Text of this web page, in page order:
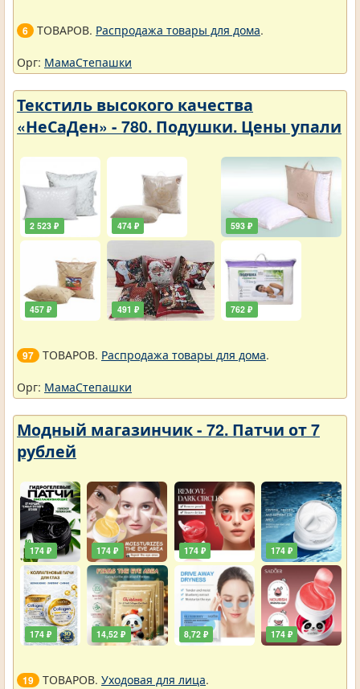
6 ТОВАРОВ. Распродажа товары для дома.
Орг: МамаСтепашки
Текстиль высокого качества
«НеСаДен» - 780. Подушки. Цены упали
2 523 ₽
457 ₽
474 ₽
491 ₽
593 ₽
762 ₽
97 ТОВАРОВ. Распродажа товары для дома.
Орг: МамаСтепашки
Модный магазинчик - 72. Патчи от 7
рублей
174 ₽
174 ₽
174 ₽
14,52 ₽
174 ₽
8,72 ₽
174 ₽
174 ₽
19 ТОВАРОВ. Уходовая для лица.